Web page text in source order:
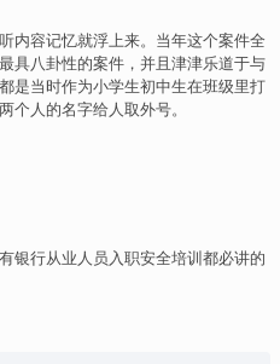
内容记忆就浮上来。当年这个案件全
具八卦性的案件，并且津津乐道于与
是当时作为小学生初中生在班级里打
个人的名字给人取外号。
银行从业人员入职安全培训都必讲的